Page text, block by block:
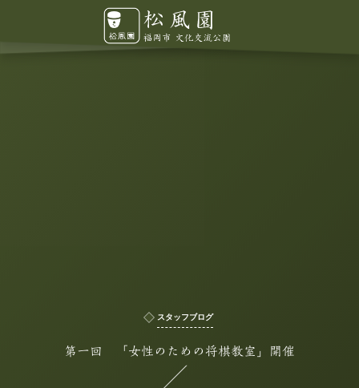
スタッフブログ
第一回 「女性のための将棋教室」開催